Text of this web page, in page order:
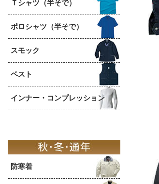
Ｔシャツ（半そで）
ポロシャツ（半そで）
スモック
ベスト
インナー・コンプレッション
防寒着